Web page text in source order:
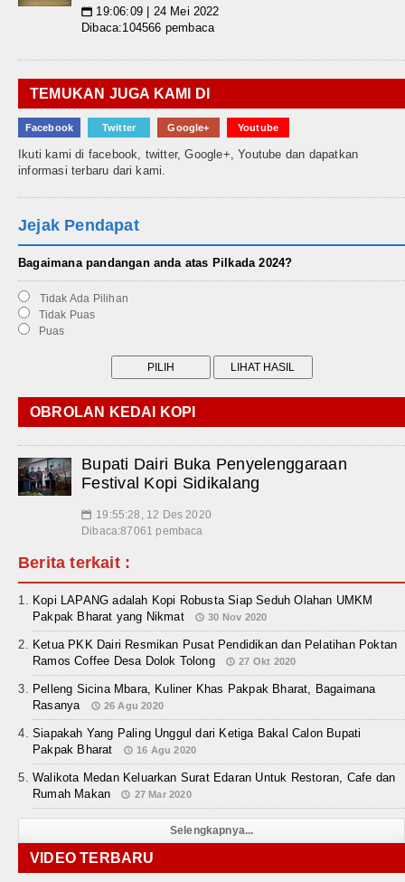
📅 19:06:09 | 24 Mei 2022
Dibaca:104566 pembaca
TEMUKAN JUGA KAMI DI
Facebook Twitter Google+ Youtube
Ikuti kami di facebook, twitter, Google+, Youtube dan dapatkan
informasi terbaru dari kami.
Jejak Pendapat
Bagaimana pandangan anda atas Pilkada 2024?
Tidak Ada Pilihan
Tidak Puas
Puas
OBROLAN KEDAI KOPI
Bupati Dairi Buka Penyelenggaraan
Festival Kopi Sidikalang
📅 19:55:28, 12 Des 2020
Dibaca:87061 pembaca
Berita terkait :
Kopi LAPANG adalah Kopi Robusta Siap Seduh Olahan UMKM
Pakpak Bharat yang Nikmat
30 Nov 2020
Ketua PKK Dairi Resmikan Pusat Pendidikan dan Pelatihan Poktan
Ramos Coffee Desa Dolok Tolong
27 Okt 2020
Pelleng Sicina Mbara, Kuliner Khas Pakpak Bharat, Bagaimana
Rasanya
26 Agu 2020
Siapakah Yang Paling Unggul dari Ketiga Bakal Calon Bupati
Pakpak Bharat
16 Agu 2020
Walikota Medan Keluarkan Surat Edaran Untuk Restoran, Cafe dan
Rumah Makan
27 Mar 2020
Selengkapnya...
VIDEO TERBARU